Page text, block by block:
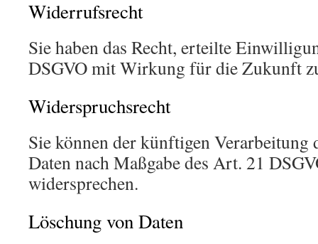
Widerrufsrecht
Sie haben das Recht, erteilte
DSGVO mit Wirkung für die Zukunft
Widerspruchsrecht
Sie können der künftigen Verarbeitung
Daten nach Maßgabe des Art. 21
widersprechen.
Löschung von Daten